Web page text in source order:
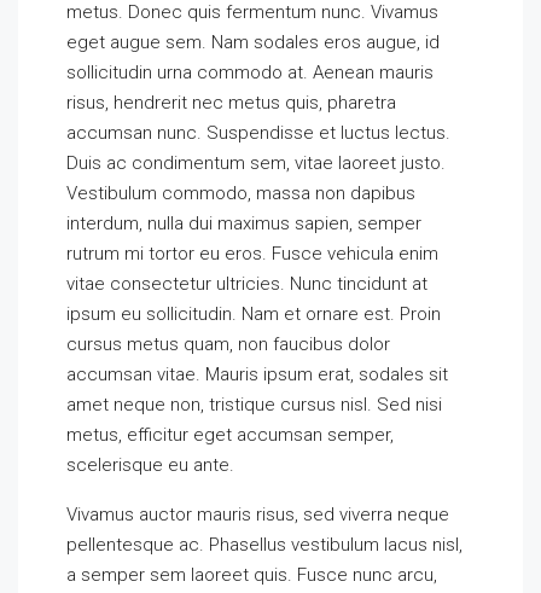
metus. Donec quis fermentum nunc. Vivamus
eget augue sem. Nam sodales eros augue, id
sollicitudin urna commodo at. Aenean mauris
risus, hendrerit nec metus quis, pharetra
accumsan nunc. Suspendisse et luctus lectus.
Duis ac condimentum sem, vitae laoreet justo.
Vestibulum commodo, massa non dapibus
interdum, nulla dui maximus sapien, semper
rutrum mi tortor eu eros. Fusce vehicula enim
vitae consectetur ultricies. Nunc tincidunt at
ipsum eu sollicitudin. Nam et ornare est. Proin
cursus metus quam, non faucibus dolor
accumsan vitae. Mauris ipsum erat, sodales sit
amet neque non, tristique cursus nisl. Sed nisi
metus, efficitur eget accumsan semper,
scelerisque eu ante.
Vivamus auctor mauris risus, sed viverra neque
pellentesque ac. Phasellus vestibulum lacus nisl,
a semper sem laoreet quis. Fusce nunc arcu,